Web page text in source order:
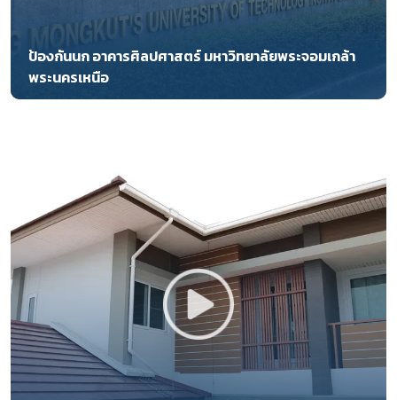
ป้องกันนก อาคารศิลปศาสตร์ มหาวิทยาลัยพระจอมเกล้า
พระนครเหนือ